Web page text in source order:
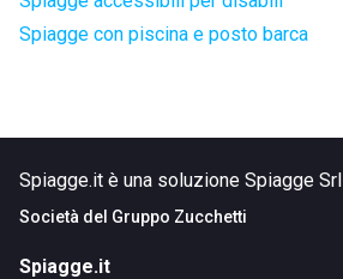
Spiagge con piscina e posto barca
Spiagge.it è una soluzione Spiagge Srl
Società del Gruppo Zucchetti
Spiagge.it